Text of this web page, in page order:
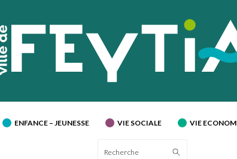
ENFANCE – JEUNESSE VIE SOCIALE VIE
Recherche